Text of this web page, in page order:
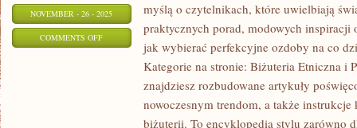
NOVEMBER - 26 - 2025
COMMENTS OFFON
myślą o czytelnikach, które uwielbiają
praktycznych porad, modowych
jak wybierać perfekcyjne ozdoby na co
Kategorie na stronie: Biżuteria Etniczna i
znajdziesz rozbudowane artykuły
nowoczesnym trendom, a także
biżuterii. To encyklopedia stylu zarówno